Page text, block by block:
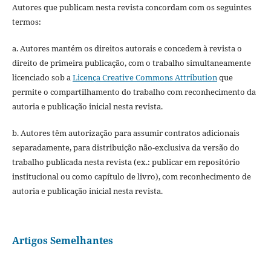
Autores que publicam nesta revista concordam com os seguintes
termos:
a. Autores mantém os direitos autorais e concedem à revista o
direito de primeira publicação, com o trabalho simultaneamente
licenciado sob aLicença Creative Commons Attributionque
permite o compartilhamento do trabalho com reconhecimento da
autoria e publicação inicial nesta revista.
b. Autores têm autorização para assumir contratos adicionais
separadamente, para distribuição não-exclusiva da versão do
trabalho publicada nesta revista (ex.: publicar em repositório
institucional ou como capítulo de livro), com reconhecimento de
autoria e publicação inicial nesta revista.
Artigos Semelhantes